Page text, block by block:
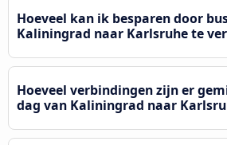
Hoeveel kan ik besparen door
Kaliningrad naar Karlsruhe te
Hoeveel verbindingen zijn er
dag van Kaliningrad naar